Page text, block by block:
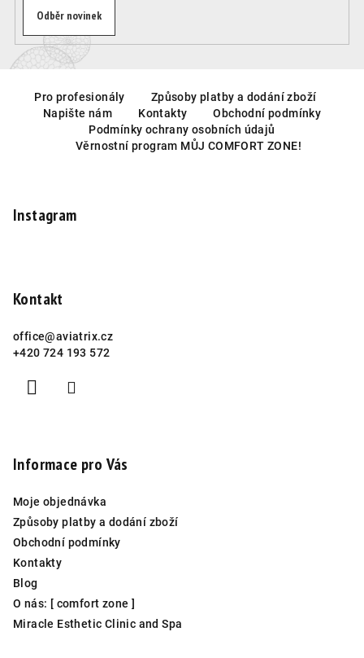
v
p
i
s
u
Odběr novinek
Pro profesionály
Způsoby platby a dodání zboží
Napište nám
Kontakty
Obchodní podmínky
Podmínky ochrany osobních údajů
Věrnostní program MŮJ COMFORT ZONE!
Instagram
Kontakt
office@aviatrix.cz
+420 724 193 572
Informace pro Vás
Moje objednávka
Způsoby platby a dodání zboží
Obchodní podmínky
Kontakty
Blog
O nás: [ comfort zone ]
Miracle Esthetic Clinic and Spa